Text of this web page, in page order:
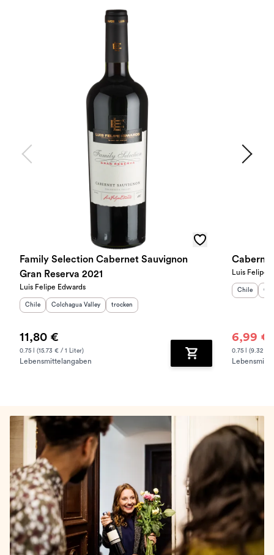
Family Selection Cabernet Sauvignon
Gran Reserva 2021
Luis Felipe Edwards
Herkunftsland:
Chile Herkunftsregion:
Colchagua Valley Geschmack
trocken
11,80 €
0.75 l (15.73 € / 1 Liter)
Lebensmittelangaben Zum Warenkorb
Luis Felipe
Chile
6,99 €
0.75 l (9.32 € /